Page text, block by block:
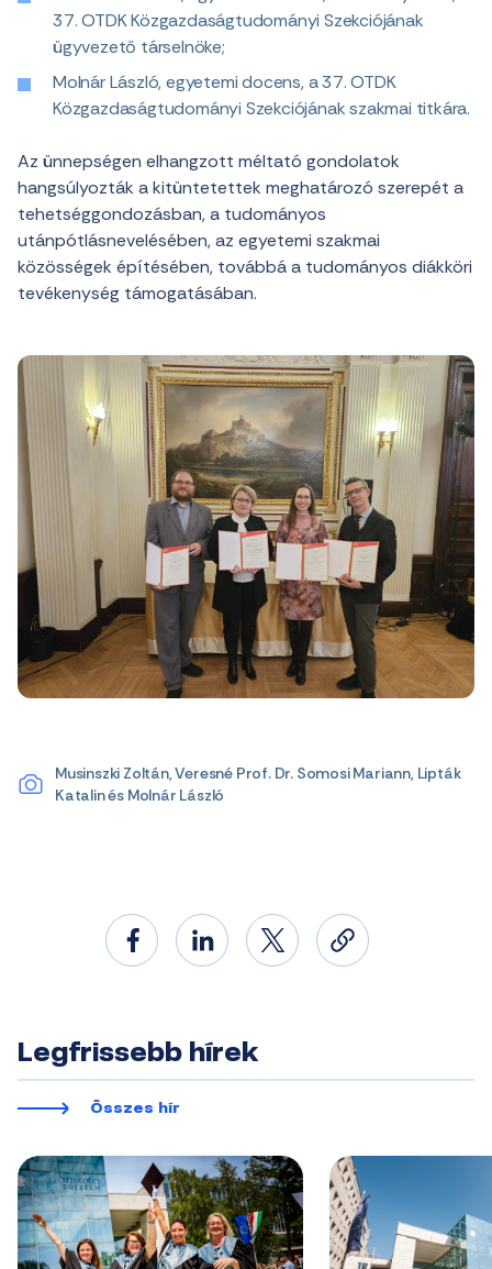
37. OTDK Közgazdaságtudományi Szekciójának
ügyvezető társelnöke;
Molnár László, egyetemi docens, a 37. OTDK
Közgazdaságtudományi Szekciójának szakmai titkára.
Az ünnepségen elhangzott méltató gondolatok
hangsúlyozták a kitüntetettek meghatározó szerepét a
tehetséggondozásban, a tudományos
utánpótlásnevelésében, az egyetemi szakmai
közösségek építésében, továbbá a tudományos diákköri
tevékenység támogatásában.
Musinszki Zoltán, Veresné Prof. Dr. Somosi Mariann, Lipták
Katalin és Molnár László
Legfrissebb hírek
Összes hír